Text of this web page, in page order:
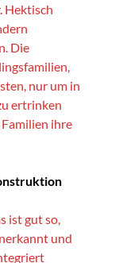
Hektisch
Die
nur um in
ertrinken
ihre
ist gut so,
und